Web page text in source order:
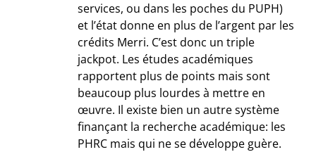
services, ou dans les poches du PUPH)
et l’état donne en plus de l’argent par les
crédits Merri. C’est donc un triple
jackpot. Les études académiques
rapportent plus de points mais sont
beaucoup plus lourdes à mettre en
œuvre. Il existe bien un autre système
finançant la recherche académique: les
PHRC mais qui ne se développe guère.